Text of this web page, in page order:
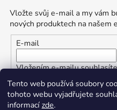
Tento web používá soubory
tohoto webu vyjadřujete
informacízde.
Vložte svůj e-mail a my vám
nových produktech na našem
E-mail
Vložením e-mailu
osobních údajů
PŘIHLÁSIT SE